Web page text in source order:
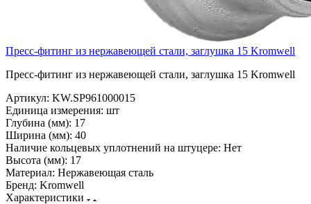
Пресс-фитинг из нержавеющей стали, заглушка 15 Kromwell
Пресс-фитинг из нержавеющей стали, заглушка 15 Kromwell
Артикул: KW.SP961000015
Единица измерения: шт
Глубина (мм): 17
Ширина (мм): 40
Наличие кольцевых уплотнений на штуцере: Нет
Высота (мм): 17
Материал: Нержавеющая сталь
Бренд: Kromwell
Характеристики